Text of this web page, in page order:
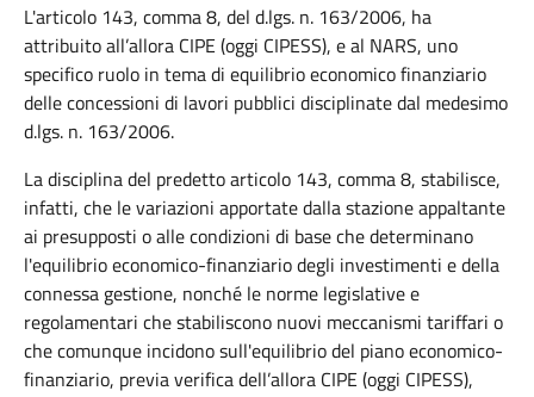
L'articolo 143, comma 8, del d.lgs. n. 163/2006, ha
attribuito all’allora CIPE (oggi CIPESS), e al NARS, uno
specifico ruolo in tema di equilibrio economico finanziario
delle concessioni di lavori pubblici disciplinate dal medesimo
d.lgs. n. 163/2006.
La disciplina del predetto articolo 143, comma 8, stabilisce,
infatti, che le variazioni apportate dalla stazione appaltante
ai presupposti o alle condizioni di base che determinano
l'equilibrio economico-finanziario degli investimenti e della
connessa gestione, nonché le norme legislative e
regolamentari che stabiliscono nuovi meccanismi tariffari o
che comunque incidono sull'equilibrio del piano economico-
finanziario, previa verifica dell’allora CIPE (oggi CIPESS),